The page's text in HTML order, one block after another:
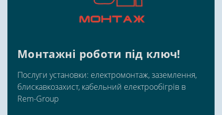
Монтажні роботи під ключ!
Послуги установки: електромонтаж, заземлення,
блискавкозахист, кабельний електрообігрів в
Rem-Group